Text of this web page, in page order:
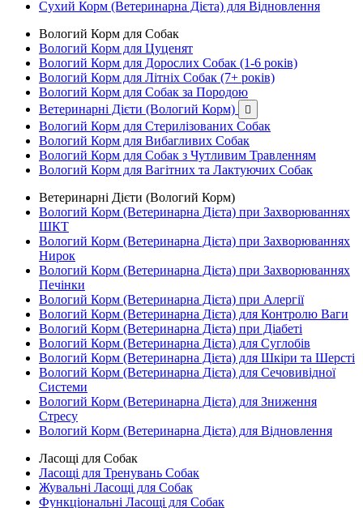
Сухий Корм (Ветеринарна Дієта) для Відновлення
Вологий Корм для Собак
Вологий Корм для Цуценят
Вологий Корм для Дорослих Собак (1-6 років)
Вологий Корм для Літніх Собак (7+ років)
Вологий Корм для Собак за Породою
Ветеринарні Дієти (Вологий Корм)

Вологий Корм для Стерилізованих Собак
Вологий Корм для Вибагливих Собак
Вологий Корм для Собак з Чутливим Травленням
Вологий Корм для Вагітних та Лактуючих Собак
Ветеринарні Дієти (Вологий Корм)
Вологий Корм (Ветеринарна Дієта) при Захворюваннях
ШКТ
Вологий Корм (Ветеринарна Дієта) при Захворюваннях
Нирок
Вологий Корм (Ветеринарна Дієта) при Захворюваннях
Печінки
Вологий Корм (Ветеринарна Дієта) при Алергії
Вологий Корм (Ветеринарна Дієта) для Контролю Ваги
Вологий Корм (Ветеринарна Дієта) при Діабеті
Вологий Корм (Ветеринарна Дієта) для Суглобів
Вологий Корм (Ветеринарна Дієта) для Шкіри та Шерсті
Вологий Корм (Ветеринарна Дієта) для Сечовивідної
Системи
Вологий Корм (Ветеринарна Дієта) для Зниження
Стресу
Вологий Корм (Ветеринарна Дієта) для Відновлення
Ласощі для Собак
Ласощі для Тренувань Собак
Жувальні Ласощі для Собак
Функціональні Ласощі для Собак